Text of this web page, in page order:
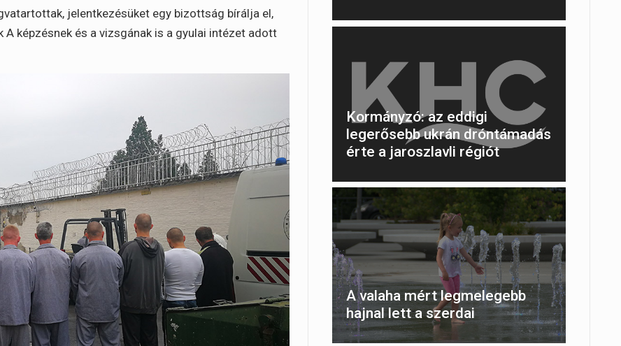
jelentkezésüket egy bizottság bírálja el,
képzésnek és a vizsgának is a gyulai intézet adott
Kormányzó: az eddigi
legerősebb ukrán dróntámadás
érte a jaroszlavli régiót
A valaha mért legmelegebb
hajnal lett a szerdai